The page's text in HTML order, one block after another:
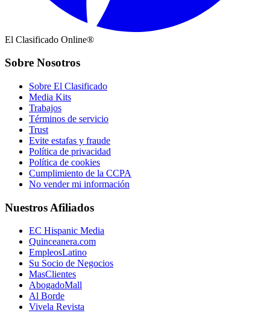
El Clasificado Online®
Sobre Nosotros
Sobre El Clasificado
Media Kits
Trabajos
Términos de servicio
Trust
Evite estafas y fraude
Política de privacidad
Política de cookies
Cumplimiento de la CCPA
No vender mi información
Nuestros Afiliados
EC Hispanic Media
Quinceanera.com
EmpleosLatino
Su Socio de Negocios
MasClientes
AbogadoMall
Al Borde
Vivela Revista